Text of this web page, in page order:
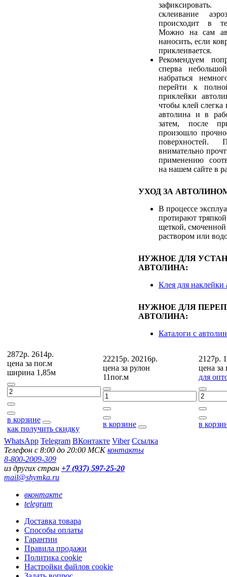
склеивание
происходит в
Можно на сам
наносить, если
приклеивается.
Рекомендуем
сперва
набраться
перейти к
приклейки
чтобы клей слегка
автолина и в
затем, после
произошло
поверхностей.
внимательно
применению
на нашем сайте в
УХОД ЗА
В процессе
протирают
щеткой,
раствором или
НУЖНОЕ ДЛЯ
АВТОЛИНА:
Клея для наклейки
НУЖНОЕ ДЛЯ
АВТОЛИНА:
Каталоги с
2872р. 2614р.
цена за пог.м
ширина 1,85м
в корзине
как получить скидку
22215р. 20216р.
цена за рулон
11пог.м
в корзине
2127р.
цена за
для
в
WhatsApp Telegram ВКонтакте Viber Ссылка
Телефон с 8:00 до 20:00 МСКконтакты
8-800-2009-309
из других стран +7 (937) 597-25-20
mail@shymka.ru
вконтакте
telegram
Доставка товара
Способы оплаты
Гарантии
Правила продажи
Политика cookie
Настройки файлов cookie